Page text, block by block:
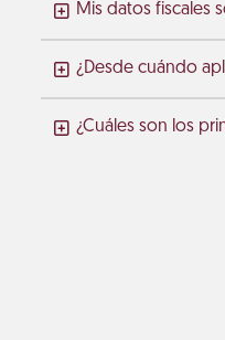
Mis datos fiscales
¿Desde cuándo
¿Cuáles son los